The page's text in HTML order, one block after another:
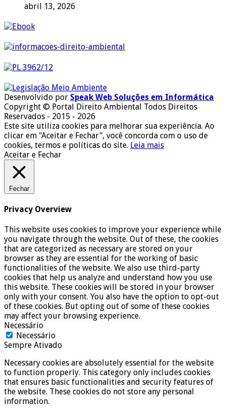
abril 13, 2026
Desenvolvido por Speak Web Soluções em Informática
Copyright © Portal Direito Ambiental Todos Direitos
Reservados - 2015 - 2026
Este site utiliza cookies para melhorar sua experiência. Ao
clicar em "Aceitar e Fechar", você concorda com o uso de
cookies, termos e políticas do site. Leia mais
Aceitar e Fechar
Fechar
Privacy Overview
This website uses cookies to improve your experience while
you navigate through the website. Out of these, the cookies
that are categorized as necessary are stored on your
browser as they are essential for the working of basic
functionalities of the website. We also use third-party
cookies that help us analyze and understand how you use
this website. These cookies will be stored in your browser
only with your consent. You also have the option to opt-out
of these cookies. But opting out of some of these cookies
may affect your browsing experience.
Necessário
Necessário
Sempre Ativado
Necessary cookies are absolutely essential for the website
to function properly. This category only includes cookies
that ensures basic functionalities and security features of
the website. These cookies do not store any personal
information.